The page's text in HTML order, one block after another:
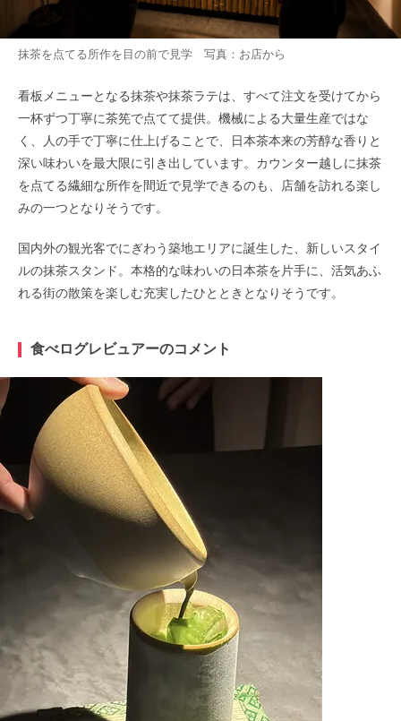
抹茶を点てる所作を目の前で見学 写真：お店から
看板メニューとなる抹茶や抹茶ラテは、すべて注文を受けてから
一杯ずつ丁寧に茶筅で点てて提供。機械による大量生産ではな
く、人の手で丁寧に仕上げることで、日本茶本来の芳醇な香りと
深い味わいを最大限に引き出しています。カウンター越しに抹茶
を点てる繊細な所作を間近で見学できるのも、店舗を訪れる楽し
みの一つとなりそうです。
国内外の観光客でにぎわう築地エリアに誕生した、新しいスタイ
ルの抹茶スタンド。本格的な味わいの日本茶を片手に、活気あふ
れる街の散策を楽しむ充実したひとときとなりそうです。
食べログレビュアーのコメント